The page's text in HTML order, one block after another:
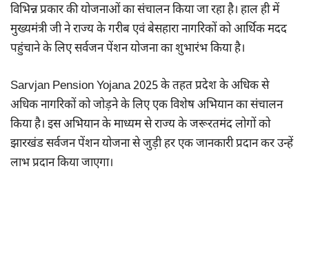
विभिन्न प्रकार की योजनाओं का संचालन किया जा रहा है। हाल ही में
मुख्यमंत्री जी ने राज्य के गरीब एवं बेसहारा नागरिकों को आर्थिक मदद
पहुंचाने के लिए सर्वजन पेंशन योजना का शुभारंभ किया है।
Sarvjan Pension Yojana 2025 के तहत प्रदेश के अधिक से
अधिक नागरिकों को जोड़ने के लिए एक विशेष अभियान का संचालन
किया है। इस अभियान के माध्यम से राज्य के जरूरतमंद लोगों को
झारखंड सर्वजन पेंशन योजना से जुड़ी हर एक जानकारी प्रदान कर उन्हें
लाभ प्रदान किया जाएगा।